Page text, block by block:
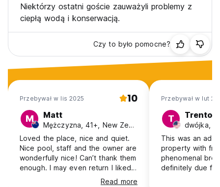
Niektórzy ostatni goście zauważyli problemy z
ciepłą wodą i konserwacją.
Czy to było pomocne?
Przebywał w lis 2025 10
M Matt
Mężczyzna, 41+, New Zealand
Loved the place, nice and quiet.
Nice pool, staff and the owner are
wonderfully nice! Can’t thank them
enough. I may even return I liked
it that much. Very happy ! GraciasRead more
Przebywał w lut
T Trenton
dwójka,
This was an
property with
phenomenal
definitely due